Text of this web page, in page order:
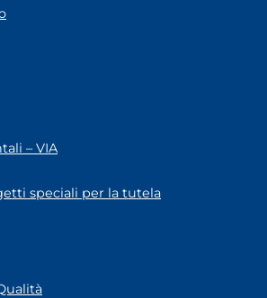
– VIA
speciali per la tutela